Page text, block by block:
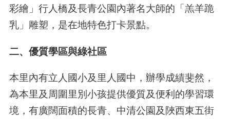
彩繪」行人橋及長青公園內著名大師的「羔羊跪
乳」雕塑，是在地特色打卡景點。
二、優質學區與綠社區
本里內有立人國小及里人國中，辦學成績斐然，
為本里及周圍里別小孩提供優質及便利的學習環
境，有廣闊面積的長青、中清公園及陜西東五街